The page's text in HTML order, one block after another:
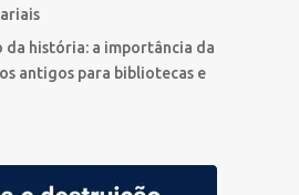
da história: a importância da
antigos para bibliotecas e